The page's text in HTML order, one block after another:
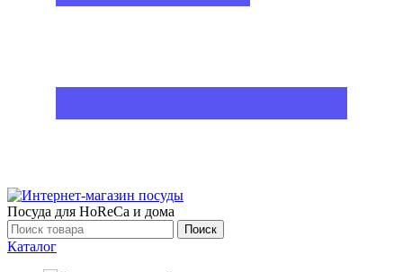
Посуда для HoReCa и дома
Поиск
Каталог